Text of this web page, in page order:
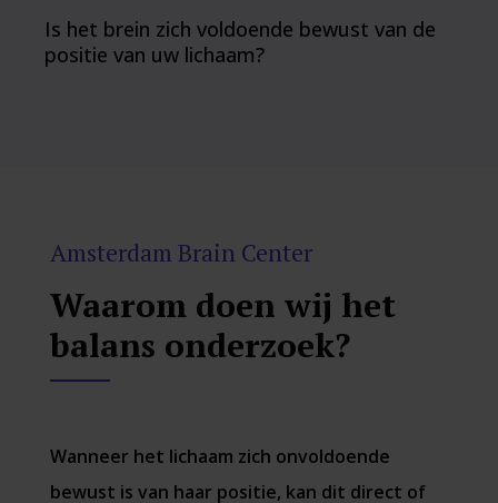
Is het brein zich voldoende bewust van de
positie van uw lichaam?
Amsterdam Brain Center
Waarom doen wij het
balans onderzoek?
Wanneer het lichaam zich onvoldoende
bewust is van haar positie, kan dit direct of